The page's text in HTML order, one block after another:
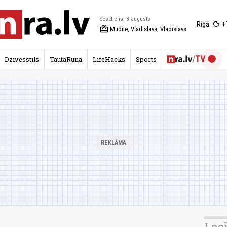
Sestdiena, 8.augusts
redeem Mudīte, Vladislava, Vladislavs
Rīgā
Dzīvesstils TautaRunā LifeHacks Sports